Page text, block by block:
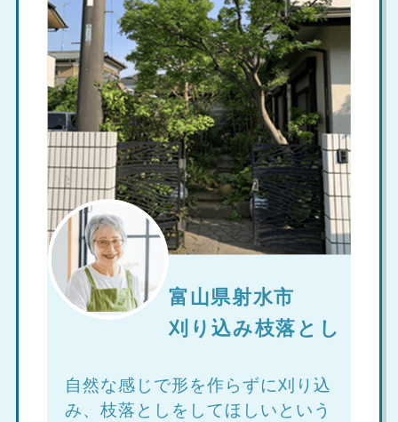
富山県射水市
刈り込み枝落とし
自然な感じで形を作らずに刈り込
み、枝落としをしてほしいという